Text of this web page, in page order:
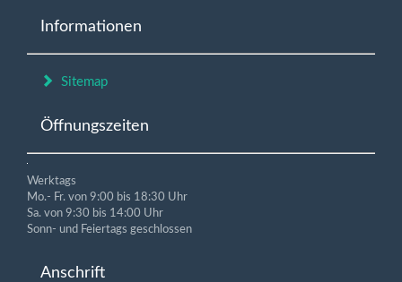
Informationen
Sitemap
Öffnungszeiten
Werktags
Mo.- Fr. von 9:00 bis 18:30 Uhr
Sa. von 9:30 bis 14:00 Uhr
Sonn- und Feiertags geschlossen
Anschrift